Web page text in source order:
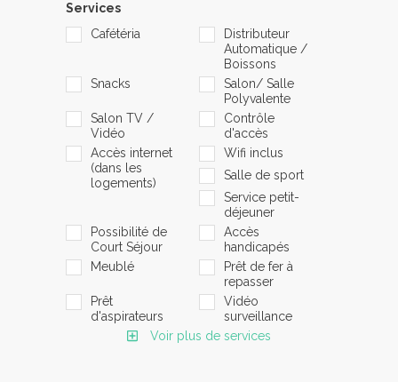
Services
Cafétéria
Distributeur
Automatique /
Boissons
Snacks
Salon/ Salle
Polyvalente
Salon TV /
Vidéo
Contrôle
d'accès
Accès internet
(dans les
logements)
Wifi inclus
Salle de sport
Service petit-
déjeuner
Possibilité de
Court Séjour
Accès
handicapés
Meublé
Prêt de fer à
repasser
Prêt
d'aspirateurs
Vidéo
surveillance
Voir plus de services